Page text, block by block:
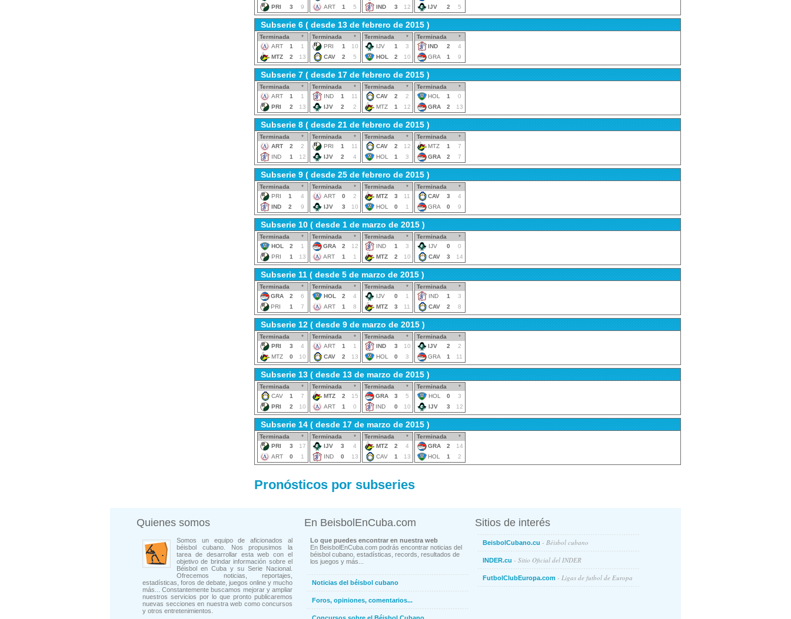
PRI
3 9
ART
1 5
IND
3 12
IJV
2 5
Subserie 6 ( desde 13 de febrero de 2015 )
Terminada
*
ART
1
1
MTZ
2 13
Terminada
*
PRI
1
10
CAV
2 5
Terminada
*
IJV
1
3
HOL
2 10
Terminada
*
IND
2
4
GRA
1 9
Subserie 7 ( desde 17 de febrero de 2015 )
Terminada
*
ART
1
1
PRI
2 13
Terminada
*
IND
1
11
IJV
2 2
Terminada
*
CAV
2
2
MTZ
1 12
Terminada
*
HOL
1
0
GRA
2 13
Subserie 8 ( desde 21 de febrero de 2015 )
Terminada
*
ART
2
2
IND
1 12
Terminada
*
PRI
1
11
IJV
2 4
Terminada
*
CAV
2
12
HOL
1 3
Terminada
*
MTZ
1
7
GRA
2 7
Subserie 9 ( desde 25 de febrero de 2015 )
Terminada
*
PRI
1
4
IND
2 9
Terminada
*
ART
0
2
IJV
3 10
Terminada
*
MTZ
3
11
HOL
0 1
Terminada
*
CAV
3
4
GRA
0 9
Subserie 10 ( desde 1 de marzo de 2015 )
Terminada
*
HOL
2
1
PRI
1 13
Terminada
*
GRA
2
12
ART
1 1
Terminada
*
IND
1
3
MTZ
2 10
Terminada
*
IJV
0
0
CAV
3 14
Subserie 11 ( desde 5 de marzo de 2015 )
Terminada
*
GRA
2
6
PRI
1 7
Terminada
*
HOL
2
4
ART
1 8
Terminada
*
IJV
0
1
MTZ
3 11
Terminada
*
IND
1
3
CAV
2 8
Subserie 12 ( desde 9 de marzo de 2015 )
Terminada
*
PRI
3
4
MTZ
0 10
Terminada
*
ART
1
1
CAV
2 13
Terminada
*
IND
3
10
HOL
0 3
Terminada
*
IJV
2
2
GRA
1 11
Subserie 13 ( desde 13 de marzo de 2015 )
Terminada
*
CAV
1
7
PRI
2 10
Terminada
*
MTZ
2
15
ART
1 0
Terminada
*
GRA
3
5
IND
0 10
Terminada
*
HOL
0
3
IJV
3 12
Subserie 14 ( desde 17 de marzo de 2015 )
Terminada
*
PRI
3
17
ART
0 1
Terminada
*
IJV
3
4
IND
0 13
Terminada
*
MTZ
2
4
CAV
1 13
Terminada
*
GRA
2
14
HOL
1 2
Pronósticos por subseries
Quienes somos
Somos un equipo de aficionados al
béisbol cubano. Nos propusimos la
tarea de desarrollar esta web con el
objetivo de brindar información sobre el
Béisbol en Cuba y su Serie Nacional.
Ofrecemos noticias, reportajes,
estadísticas, foros de debate, juegos online y mucho
más... Constantemente buscamos mejorar y ampliar
nuestros servicios por lo que pronto publicaremos
nuevas secciones en nuestra web como concursos
y otros entretenimientos.
En BeisbolEnCuba.com
Lo que puedes encontrar en nuestra web
En BeisbolEnCuba.com podrás encontrar noticias del
béisbol cubano, estadísticas, records, resultados de
los juegos y más...
Noticias del béisbol cubano
Foros, opiniones, comentarios...
Sitios de interés
BeisbolCubano.cu - Béisbol cubano
INDER.cu - Sitio Oficial del INDER
FutbolClubEuropa.com - Ligas de futbol de Europa